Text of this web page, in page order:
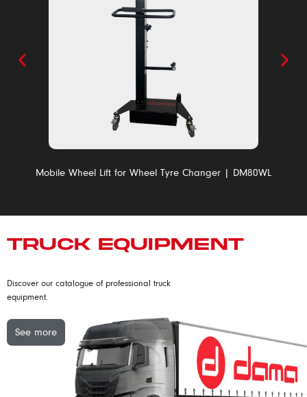
Mobile Wheel Lift for Wheel Tyre Changer | DM80WL
TRUCK EQUIPMENT
Discover our catalogue of professional truck
equipment.
See more